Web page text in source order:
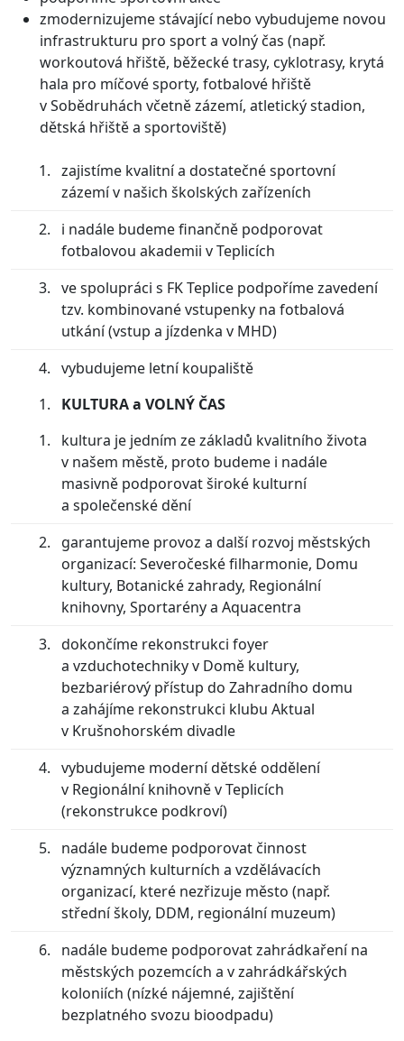
zmodernizujeme stávající nebo vybudujeme novou
infrastrukturu pro sport a volný čas (např.
workoutová hřiště, běžecké trasy, cyklotrasy, krytá
hala pro míčové sporty, fotbalové hřiště
v Sobědruhách včetně zázemí, atletický stadion,
dětská hřiště a sportoviště)
zajistíme kvalitní a dostatečné sportovní
zázemí v našich školských zařízeních
i nadále budeme finančně podporovat
fotbalovou akademii v Teplicích
ve spolupráci s FK Teplice podpoříme zavedení
tzv. kombinované vstupenky na fotbalová
utkání (vstup a jízdenka v MHD)
vybudujeme letní koupaliště
KULTURA a VOLNÝ ČAS
kultura je jedním ze základů kvalitního života
v našem městě, proto budeme i nadále
masivně podporovat široké kulturní
a společenské dění
garantujeme provoz a další rozvoj městských
organizací: Severočeské filharmonie, Domu
kultury, Botanické zahrady, Regionální
knihovny, Sportarény a Aquacentra
dokončíme rekonstrukci foyer
a vzduchotechniky v Domě kultury,
bezbariérový přístup do Zahradního domu
a zahájíme rekonstrukci klubu Aktual
v Krušnohorském divadle
vybudujeme moderní dětské oddělení
v Regionální knihovně v Teplicích
(rekonstrukce podkroví)
nadále budeme podporovat činnost
významných kulturních a vzdělávacích
organizací, které nezřizuje město (např.
střední školy, DDM, regionální muzeum)
nadále budeme podporovat zahrádkaření na
městských pozemcích a v zahrádkářských
koloniích (nízké nájemné, zajištění
bezplatného svozu bioodpadu)